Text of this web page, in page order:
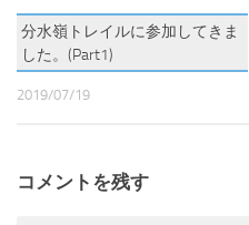
0
分水嶺トレイルに参加してきま
した。(Part1)
2019/07/19
コメントを残す